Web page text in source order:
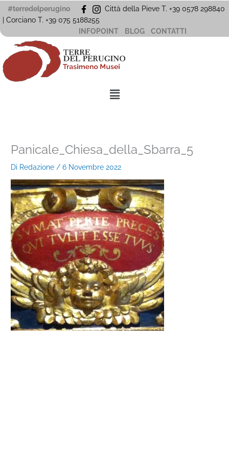
Vai
al
#terredelperugino
Città della Pieve T. +39 0578 298840
| Corciano T. +39 075 5188255
INFOPOINT
BLOG CONTATTI
Menu
Panicale_Chiesa_della_Sbarra_5
Di Redazione/6 Novembre 2022